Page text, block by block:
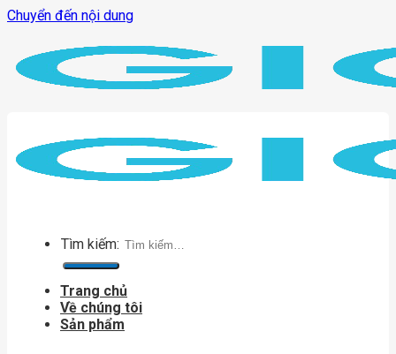
Chuyển đến nội dung
Tìm kiếm:
Trang chủ
Về chúng tôi
Sản phẩm